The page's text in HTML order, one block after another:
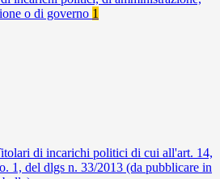
o di governo 1
di incarichi politici di cui all'art. 14,
1, del dlgs n. 33/2013 (da pubblicare in